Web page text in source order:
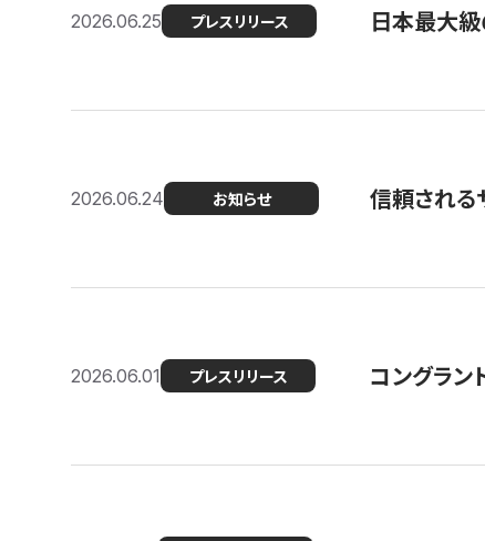
2026.06.25 プレスリリース 日本最大
2026.06.24 お知らせ 信頼される
2026.06.01 プレスリリース コングラン